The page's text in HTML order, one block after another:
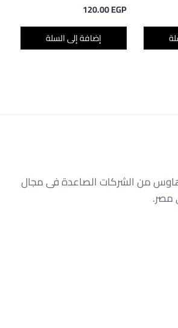
120.00EGP
إضافة إلى السلة
من الشركات الصاعدة فى مجال
مصر.